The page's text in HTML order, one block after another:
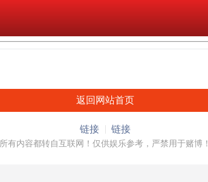
返回网站首页
链接 链接
所有内容都转自互联网！仅供娱乐参考，严禁用于赌博！